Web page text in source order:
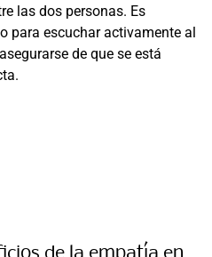
las dos personas. Es
para escuchar activamente al
de que se está